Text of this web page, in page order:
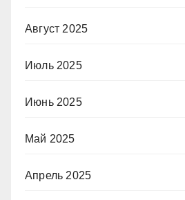
Август 2025
Июль 2025
Июнь 2025
Май 2025
Апрель 2025